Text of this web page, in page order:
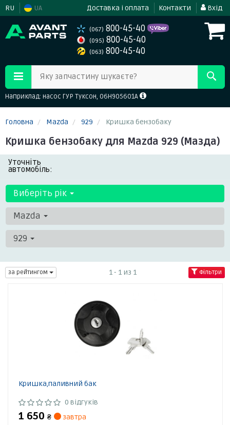
RU UA Доставка і оплата Контакти Вхід
(067) 800-45-40
(095) 800-45-40
(063) 800-45-40
Яку запчастину шукаєте?
Наприклад: насос ГУР Туксон, 06H905601A
Головна Mazda 929 Кришка бензобаку
Кришка бензобаку для Mazda 929 (Мазда)
Уточніть
автомобіль:
Виберіть рік
Mazda
929
за рейтингом 1 - 1 из 1 Фільтри
Кришка,паливний бак
0 відгуків
1 650 ₴
завтра